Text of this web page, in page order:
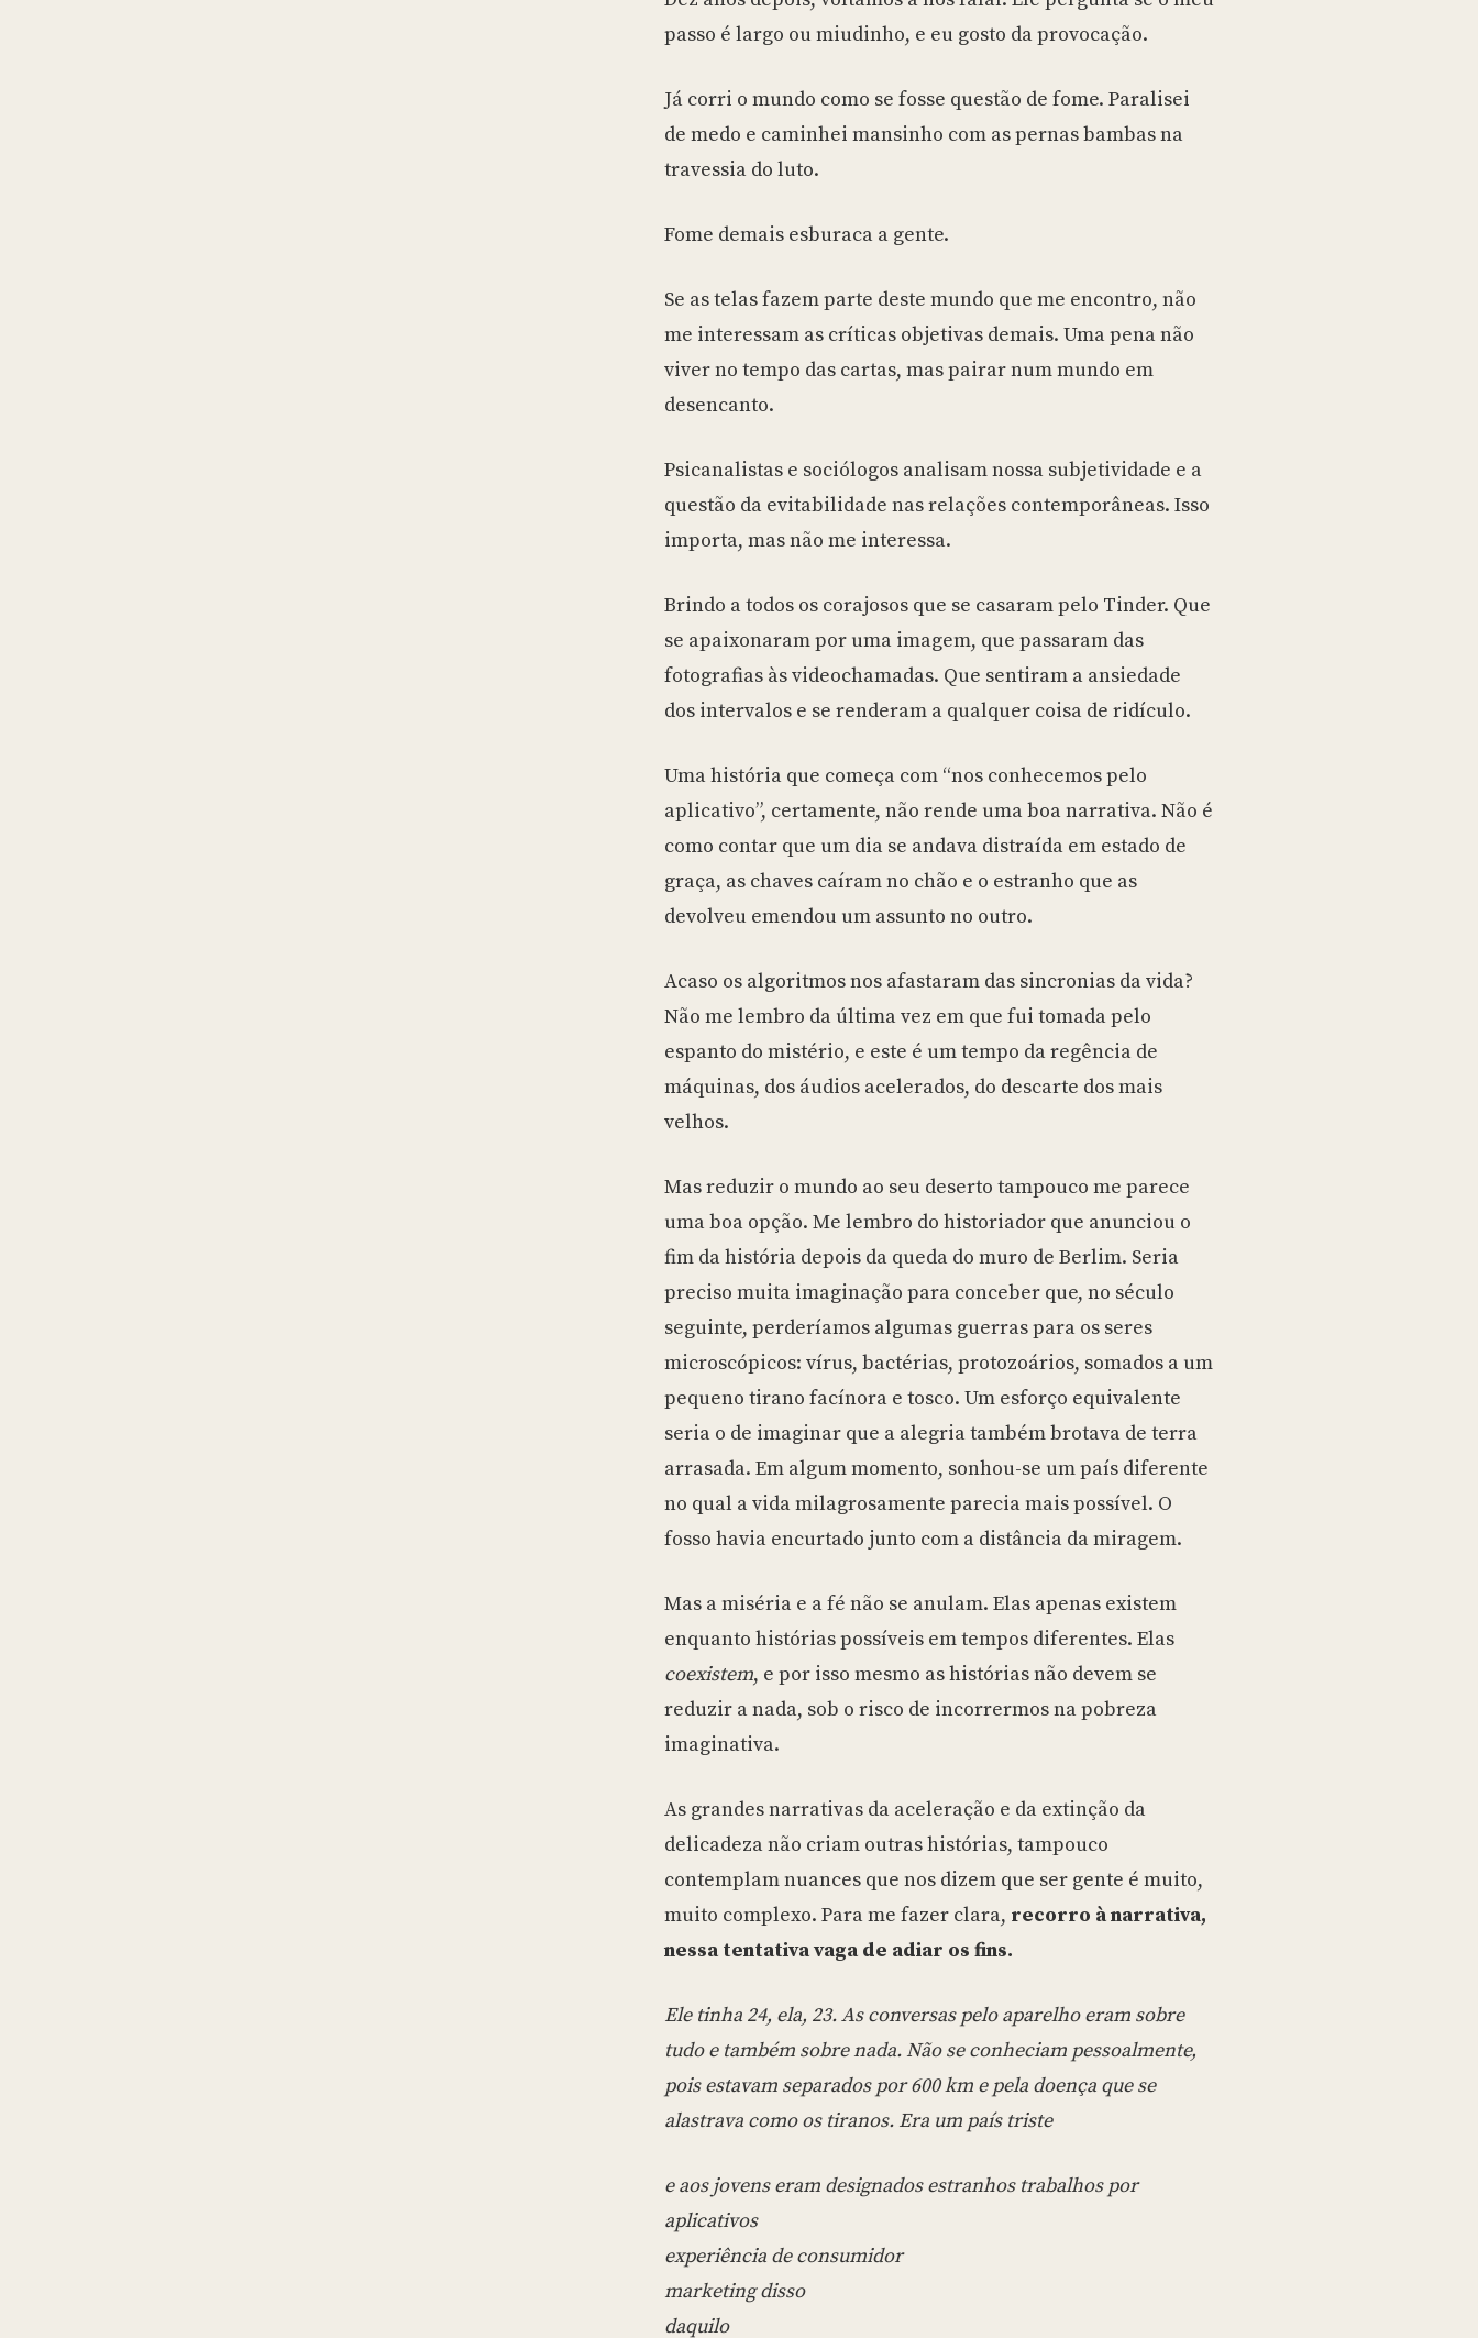
passo é largo ou miudinho, e eu gosto da provocação.
Já corri o mundo como se fosse questão de fome. Paralisei
de medo e caminhei mansinho com as pernas bambas na
travessia do luto.
Fome demais esburaca a gente.
Se as telas fazem parte deste mundo que me encontro, não
me interessam as críticas objetivas demais. Uma pena não
viver no tempo das cartas, mas pairar num mundo em
desencanto.
Psicanalistas e sociólogos analisam nossa subjetividade e a
questão da evitabilidade nas relações contemporâneas. Isso
importa, mas não me interessa.
Brindo a todos os corajosos que se casaram pelo Tinder. Que
se apaixonaram por uma imagem, que passaram das
fotografias às videochamadas. Que sentiram a ansiedade
dos intervalos e se renderam a qualquer coisa de ridículo.
Uma história que começa com “nos conhecemos pelo
aplicativo”, certamente, não rende uma boa narrativa. Não é
como contar que um dia se andava distraída em estado de
graça, as chaves caíram no chão e o estranho que as
devolveu emendou um assunto no outro.
Acaso os algoritmos nos afastaram das sincronias da vida?
Não me lembro da última vez em que fui tomada pelo
espanto do mistério, e este é um tempo da regência de
máquinas, dos áudios acelerados, do descarte dos mais
velhos.
Mas reduzir o mundo ao seu deserto tampouco me parece
uma boa opção. Me lembro do historiador que anunciou o
fim da história depois da queda do muro de Berlim. Seria
preciso muita imaginação para conceber que, no século
seguinte, perderíamos algumas guerras para os seres
microscópicos: vírus, bactérias, protozoários, somados a um
pequeno tirano facínora e tosco. Um esforço equivalente
seria o de imaginar que a alegria também brotava de terra
arrasada. Em algum momento, sonhou-se um país diferente
no qual a vida milagrosamente parecia mais possível. O
fosso havia encurtado junto com a distância da miragem.
Mas a miséria e a fé não se anulam. Elas apenas existem
enquanto histórias possíveis em tempos diferentes. Elas
coexistem, e por isso mesmo as histórias não devem se
reduzir a nada, sob o risco de incorrermos na pobreza
imaginativa.
As grandes narrativas da aceleração e da extinção da
delicadeza não criam outras histórias, tampouco
contemplam nuances que nos dizem que ser gente é muito,
muito complexo. Para me fazer clara, recorro à narrativa,
nessa tentativa vaga de adiar os fins.
Ele tinha 24, ela, 23. As conversas pelo aparelho eram sobre
tudo e também sobre nada. Não se conheciam pessoalmente,
pois estavam separados por 600 km e pela doença que se
alastrava como os tiranos. Era um país triste
e aos jovens eram designados estranhos trabalhos por
aplicativos
experiência de consumidor
marketing disso
daquilo